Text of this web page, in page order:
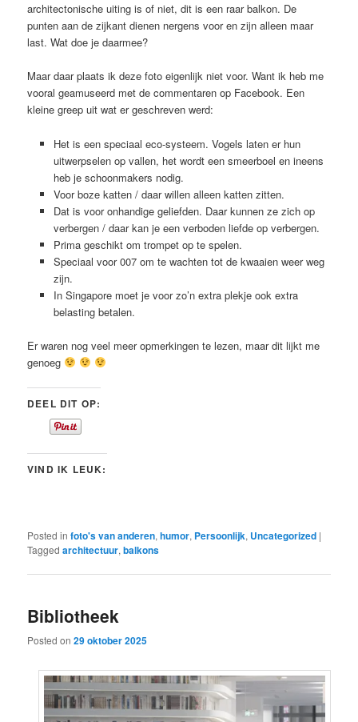
architectonische uiting is of niet, dit is een raar balkon. De
punten aan de zijkant dienen nergens voor en zijn alleen maar
last. Wat doe je daarmee?
Maar daar plaats ik deze foto eigenlijk niet voor. Want ik heb me
vooral geamuseerd met de commentaren op Facebook. Een
kleine greep uit wat er geschreven werd:
Het is een speciaal eco-systeem. Vogels laten er hun
uitwerpselen op vallen, het wordt een smeerboel en ineens
heb je schoonmakers nodig.
Voor boze katten / daar willen alleen katten zitten.
Dat is voor onhandige geliefden. Daar kunnen ze zich op
verbergen / daar kan je een verboden liefde op verbergen.
Prima geschikt om trompet op te spelen.
Speciaal voor 007 om te wachten tot de kwaaien weer weg
zijn.
In Singapore moet je voor zo’n extra plekje ook extra
belasting betalen.
Er waren nog veel meer opmerkingen te lezen, maar dit lijkt me
genoeg
DEEL DIT OP:
VIND IK LEUK:
Posted in foto's van anderen,humor, Persoonlijk, Uncategorized |
Tagged architectuur,balkons
Bibliotheek
Posted on29 oktober 2025